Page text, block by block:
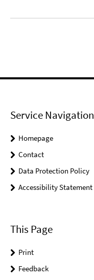
Service Navigation
Homepage
Contact
Data Protection Policy
Accessibility Statement
This Page
Print
Feedback